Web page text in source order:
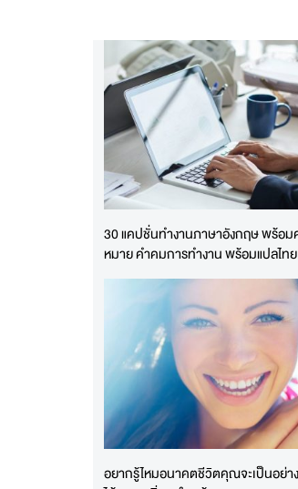
30 แคปชั่นทำงานภาษาอังกฤษ พร้อม
หมาย คำคมการทำงาน พร้อมแปลไทย
อยากรู้ไหมอนาคตชีวิตคุณจะเป็นอย่า